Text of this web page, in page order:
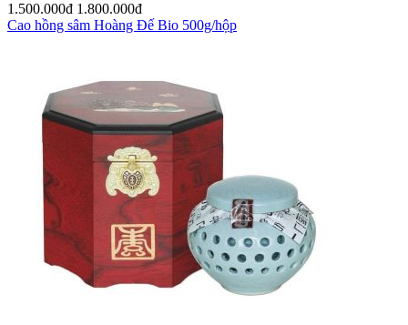
1.500.000đ 1.800.000đ
Cao hồng sâm Hoàng Đế Bio 500g/hộp